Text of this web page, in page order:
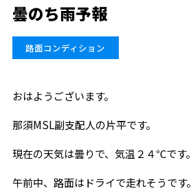
曇のち雨予報
路面コンディション
おはようございます。
那須MSL副支配人の片平です。
現在の天気は曇りで、気温２４℃です。
午前中、路面はドライで走れそうです。